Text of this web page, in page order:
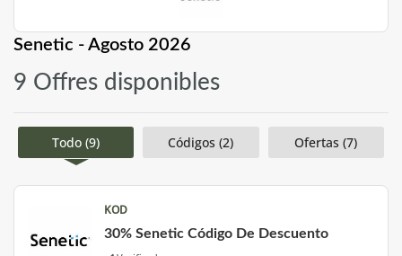
Senetic - Agosto 2026
9 Offres disponibles
Todo (9) Códigos (2) Ofertas (7)
KOD
30% Senetic Código De Descuento